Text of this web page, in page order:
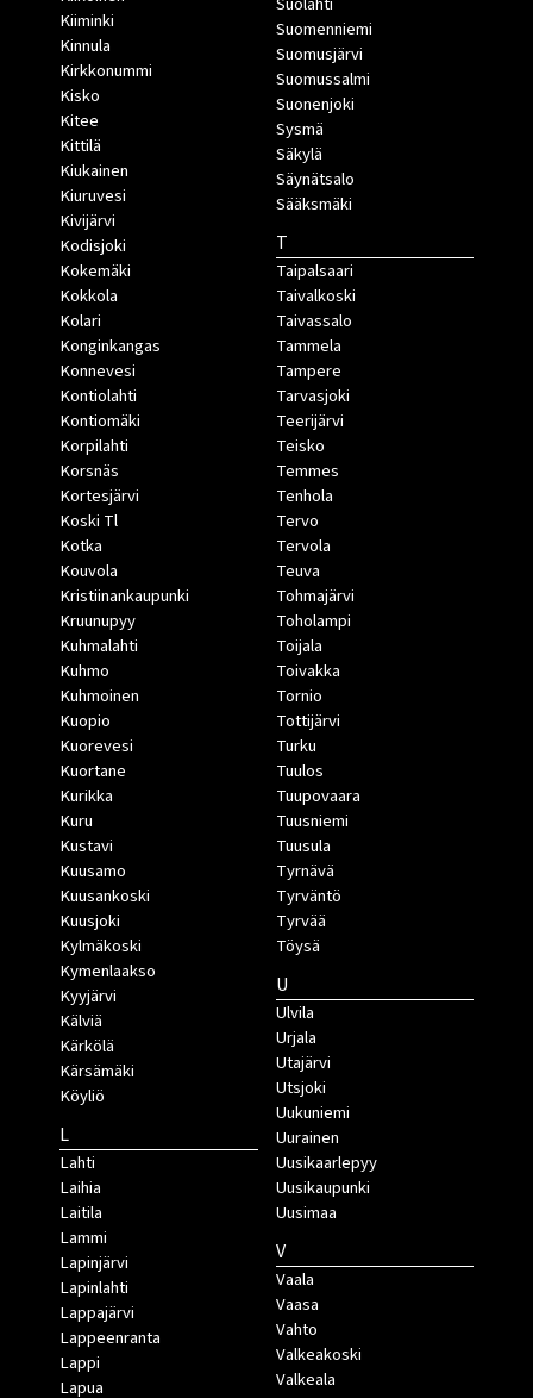
Kiiminki
Kinnula
Kirkkonummi
Kisko
Kitee
Kittilä
Kiukainen
Kiuruvesi
Kivijärvi
Kodisjoki
Kokemäki
Kokkola
Kolari
Konginkangas
Konnevesi
Kontiolahti
Kontiomäki
Korpilahti
Korsnäs
Kortesjärvi
Koski Tl
Kotka
Kouvola
Kristiinankaupunki
Kruunupyy
Kuhmalahti
Kuhmo
Kuhmoinen
Kuopio
Kuorevesi
Kuortane
Kurikka
Kuru
Kustavi
Kuusamo
Kuusankoski
Kuusjoki
Kylmäkoski
Kymenlaakso
Kyyjärvi
Kälviä
Kärkölä
Kärsämäki
Köyliö
L
Lahti
Laihia
Laitila
Lammi
Lapinjärvi
Lapinlahti
Lappajärvi
Lappeenranta
Lappi
Lapua
Suomenniemi
Suomusjärvi
Suomussalmi
Suonenjoki
Sysmä
Säkylä
Säynätsalo
Sääksmäki
T
Taipalsaari
Taivalkoski
Taivassalo
Tammela
Tampere
Tarvasjoki
Teerijärvi
Teisko
Temmes
Tenhola
Tervo
Tervola
Teuva
Tohmajärvi
Toholampi
Toijala
Toivakka
Tornio
Tottijärvi
Turku
Tuulos
Tuupovaara
Tuusniemi
Tuusula
Tyrnävä
Tyrväntö
Tyrvää
Töysä
U
Ulvila
Urjala
Utajärvi
Utsjoki
Uukuniemi
Uurainen
Uusikaarlepyy
Uusikaupunki
Uusimaa
V
Vaala
Vaasa
Vahto
Valkeakoski
Valkeala